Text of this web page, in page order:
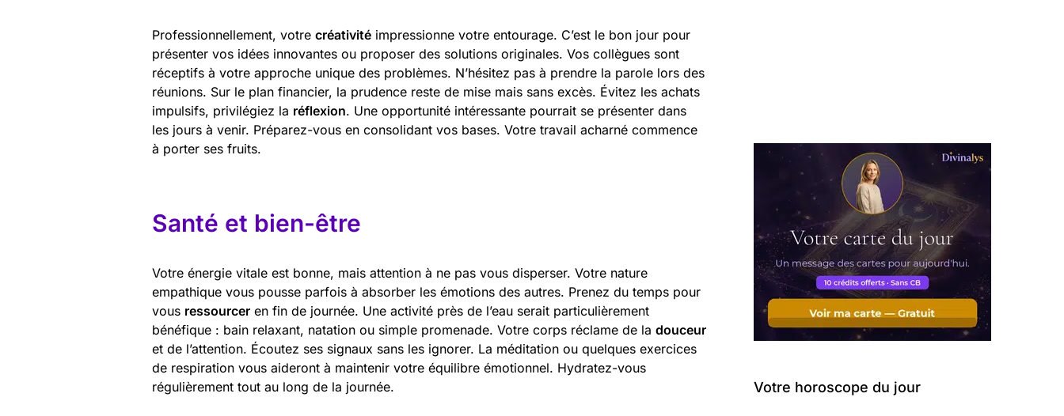
Professionnellement, votre créativité impressionne votre entourage. C’est le bon jour pour
présenter vos idées innovantes ou proposer des solutions originales. Vos collègues sont
réceptifs à votre approche unique des problèmes. N’hésitez pas à prendre la parole lors des
réunions. Sur le plan financier, la prudence reste de mise mais sans excès. Évitez les achats
impulsifs, privilégiez la réflexion. Une opportunité intéressante pourrait se présenter dans
les jours à venir. Préparez-vous en consolidant vos bases. Votre travail acharné commence
à porter ses fruits.
Santé et bien-être
Votre énergie vitale est bonne, mais attention à ne pas vous disperser. Votre nature
empathique vous pousse parfois à absorber les émotions des autres. Prenez du temps pour
vous ressourcer en fin de journée. Une activité près de l’eau serait particulièrement
bénéfique : bain relaxant, natation ou simple promenade. Votre corps réclame de la douceur
et de l’attention. Écoutez ses signaux sans les ignorer. La méditation ou quelques exercices
de respiration vous aideront à maintenir votre équilibre émotionnel. Hydratez-vous
régulièrement tout au long de la journée.
Votre horoscope du jour